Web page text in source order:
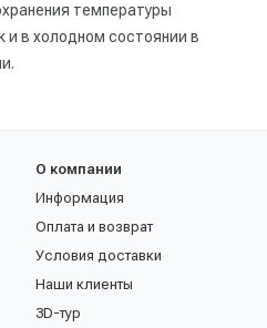
температуры
и в холодном состоянии в
О компании
Информация
Оплата и возврат
Условия доставки
Наши клиенты
3D-тур